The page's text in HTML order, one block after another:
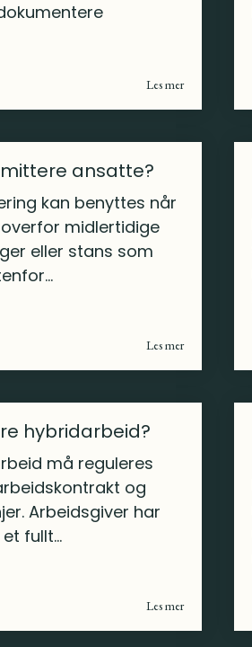
Les mer
ansatte?
kan benyttes når
midlertidige
eller stans som
Les mer
hybridarbeid?
må reguleres
og
Arbeidsgiver har
fullt...
Les mer